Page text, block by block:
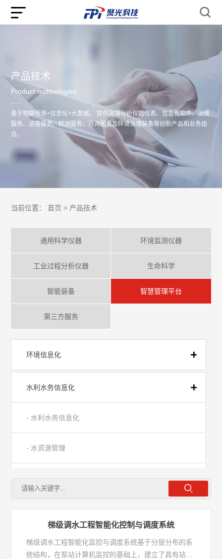
产品技术
Product technologies
基于物联传感+信息化+大数据， 提供高端分析仪器仪表、信息化软件、运维
服务、运营服务、检测服务、咨询服务及环境治理装备等创新产品和业务组
合。
当前位置： 首页 > 产品技术
通用科学仪器 环境监测仪器
工业过程分析仪器 生命科学
智能装备 智慧管理平台
第三方服务
环境信息化
水利水务信息化
- 水利水务信息化
- 水资源管理
- 水旱灾害防御
- 智慧水务
生态综合发展信息化
梯级调水工程智能化控制与调度系统
梯级调水工程智能化监控与调度系统基于分层分布的系
统结构，在泵站计算机监控的基础上，建立了具有站间